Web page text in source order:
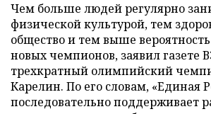
Чем больше людей регулярно
физической культурой, тем
общество и тем выше
новых чемпионов, заявил газете
трехкратный олимпийский
Карелин. По его словам, «Единая
последовательно поддерживает